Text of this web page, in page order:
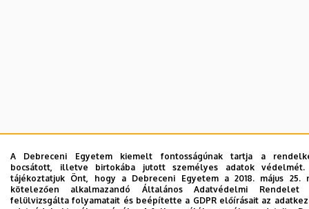
A Debreceni Egyetem kiemelt fontosságúnak tartja a
bocsátott, illetve birtokába jutott személyes adatok védelmét.
tájékoztatjuk Önt, hogy a Debreceni Egyetem a 2018. május 25.
kötelezően alkalmazandó Általános Adatvédelmi Rendelet
felülvizsgálta folyamatait és beépítette a GDPR előírásait az